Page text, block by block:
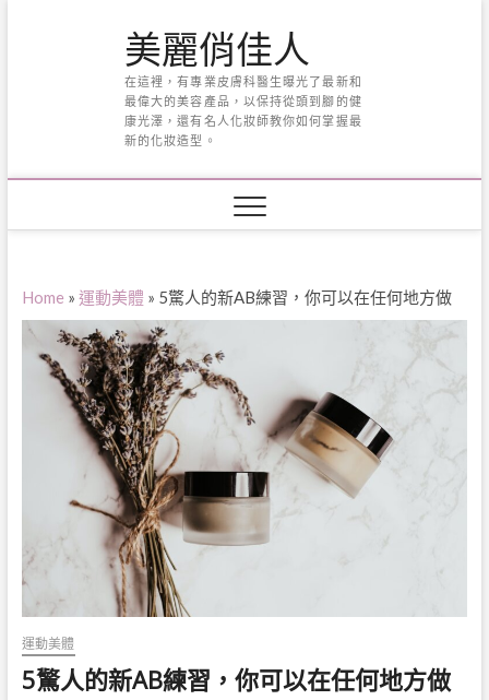
美麗俏佳人
在這裡，有專業皮膚科醫生曝光了最新和
最偉大的美容產品，以保持從頭到腳的健
康光澤，還有名人化妝師教你如何掌握最
新的化妝造型。
Home » 運動美體 » 5驚人的新AB練習，你可以在任何地方做
運動美體
5驚人的新AB練習，你可以在任何地方做